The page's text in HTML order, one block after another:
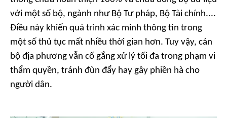
với một số bộ, ngành như Bộ Tư pháp, Bộ Tài chính....
Điều này khiến quá trình xác minh thông tin trong
một số thủ tục mất nhiều thời gian hơn. Tuy vậy, cán
bộ địa phương vẫn cố gắng xử lý tối đa trong phạm vi
thẩm quyền, tránh đùn đẩy hay gây phiền hà cho
người dân.